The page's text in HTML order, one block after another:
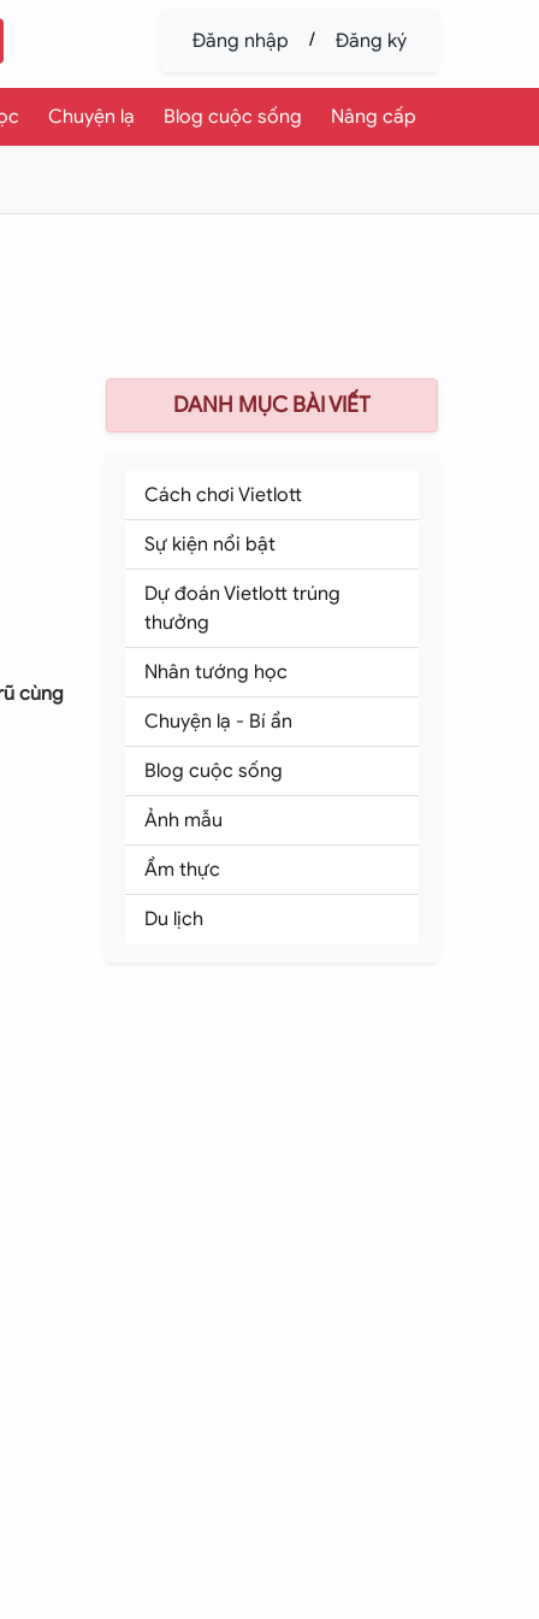
Đăng nhập / Đăng ký
Chuyện lạ Blog cuộc sống Nâng cấp
cùng
DANH MỤC BÀI VIẾT
Cách chơi Vietlott
Sự kiện nổi bật
Dự đoán Vietlott trúng
thưởng
Nhân tướng học
Chuyện lạ - Bí ẩn
Blog cuộc sống
Ảnh mẫu
Ẩm thực
Du lịch